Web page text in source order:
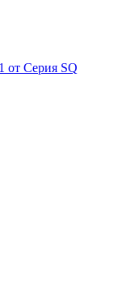
от Серия SQ